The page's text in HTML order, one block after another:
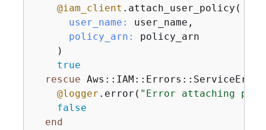
@iam_client .attach_user_policy(
user_name:
user_name,
policy_arn:
policy_arn
    )
true
rescue
@logger .error( "Error attaching
false
end